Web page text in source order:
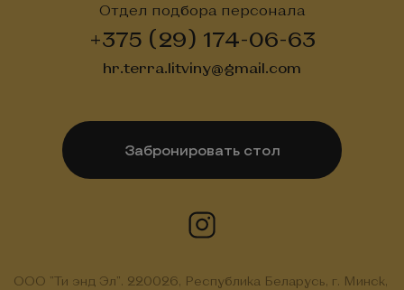
Отдел подбора персонала
+375 (29) 174-06-63
hr.terra.litviny@gmail.com
Забронировать стол
ООО "Ти энд Эл". 220026, Республика Беларусь, г. Минск,